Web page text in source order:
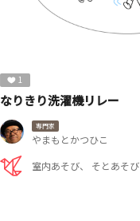
1
なりきり洗濯機リレー
専門家
やまもとかつひこ
室内あそび
そとあそび